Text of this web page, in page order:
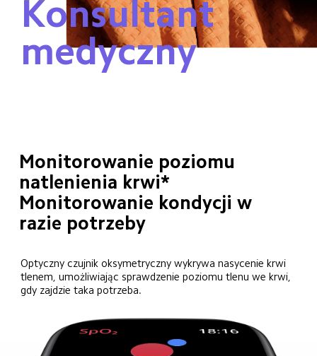
Konsultant
medyczny
Monitorowanie poziomu
natlenienia krwi*
Monitorowanie kondycji w
razie potrzeby
Optyczny czujnik oksymetryczny wykrywa nasycenie krwi
tlenem, umożliwiając sprawdzenie poziomu tlenu we krwi,
gdy zajdzie taka potrzeba.